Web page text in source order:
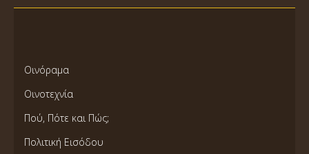
Οινόραμα
Οινοτεχνία
Πού, Πότε και Πώς;
Πολιτική Εισόδου